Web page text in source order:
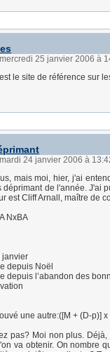
25 janvier 2006 à
est le site de référence sur
24 janvier 2006 à
mais moi, hier, j'ai
déprimant de l'année. J'ai
est Cliff Arnall, maître de
NxBA
janvier
depuis Noël
depuis l’abandon des
une autre:([M + (D-p)]
pas? Moi non plus.
va obtenir. On nombre